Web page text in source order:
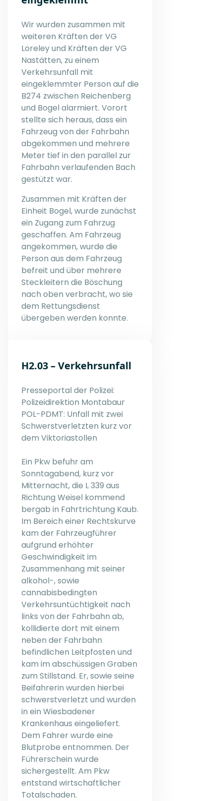
Wir wurden zusammen mit
weiteren Kräften der VG
Loreley und Kräften der VG
Nastätten, zu einem
Verkehrsunfall mit
eingeklemmter Person auf die
B274 zwischen Reichenberg
und Bogel alarmiert. Vorort
stellte sich heraus, dass ein
Fahrzeug von der Fahrbahn
abgekommen und mehrere
Meter tief in den parallel zur
Fahrbahn verlaufenden Bach
gestützt war.
Zusammen mit Kräften der
Einheit Bogel, wurde zunächst
ein Zugang zum Fahrzug
geschaffen. Am Fahrzeug
angekommen, wurde die
Person aus dem Fahrzeug
befreit und über mehrere
Steckleitern die Böschung
nach oben verbracht, wo sie
dem Rettungsdienst
übergeben werden konnte.
H2.03 – Verkehrsunfall
Presseportal der Polizei:
Polizeidirektion Montabaur
POL-PDMT: Unfall mit zwei
Schwerstverletzten kurz vor
dem Viktoriastollen
Ein Pkw befuhr am
Sonntagabend, kurz vor
Mitternacht, die L 339 aus
Richtung Weisel kommend
bergab in Fahrtrichtung Kaub.
Im Bereich einer Rechtskurve
kam der Fahrzeugführer
aufgrund erhöhter
Geschwindigkeit im
Zusammenhang mit seiner
alkohol-, sowie
cannabisbedingten
Verkehrsuntüchtigkeit nach
links von der Fahrbahn ab,
kollidierte dort mit einem
neben der Fahrbahn
befindlichen Leitpfosten und
kam im abschüssigen Graben
zum Stillstand. Er, sowie seine
Beifahrerin wurden hierbei
schwerstverletzt und wurden
in ein Wiesbadener
Krankenhaus eingeliefert.
Dem Fahrer wurde eine
Blutprobe entnommen. Der
Führerschein wurde
sichergestellt. Am Pkw
entstand wirtschaftlicher
Totalschaden.